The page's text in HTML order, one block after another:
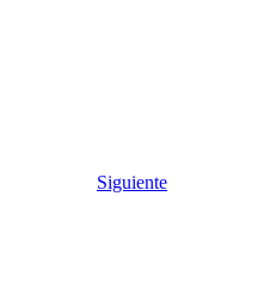
Siguiente